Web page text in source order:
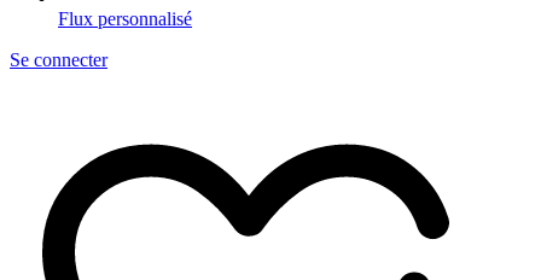
Flux personnalisé
Se connecter